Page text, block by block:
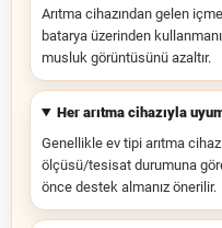
Arıtma cihazından gelen
batarya üzerinden
musluk görüntüsünü azaltır.
Her arıtma cihazıyla
Genellikle ev tipi arıtma
ölçüsü/tesisat durumuna
önce destek almanız önerilir.